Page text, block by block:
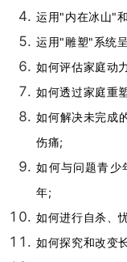
运用"内在冰山"
运用"雕塑"系统
如何评估家庭动
如何透过家庭重
如何解决未完成
伤痛;
如何与问题青少
年;
如何进行自杀、
如何探究和改变